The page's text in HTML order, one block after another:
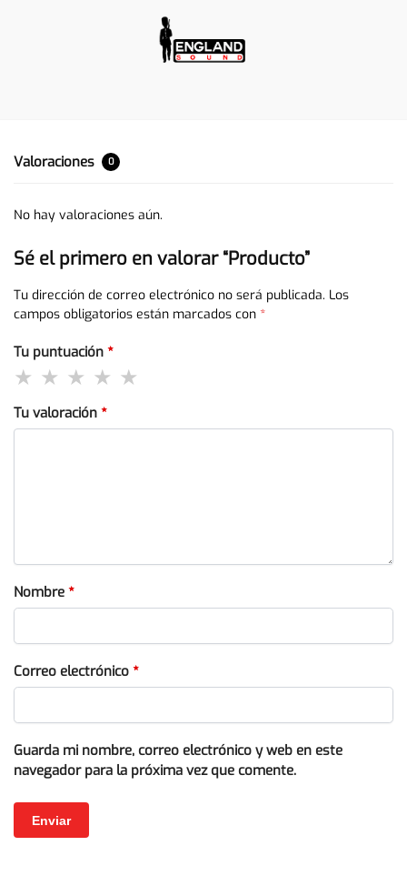
Valoraciones 0
No hay valoraciones aún.
Sé el primero en valorar “Producto”
Tu dirección de correo electrónico no será publicada. Los
campos obligatorios están marcados con *
Tu puntuación *
Tu valoración *
Nombre *
Correo electrónico *
Guarda mi nombre, correo electrónico y web en este
navegador para la próxima vez que comente.